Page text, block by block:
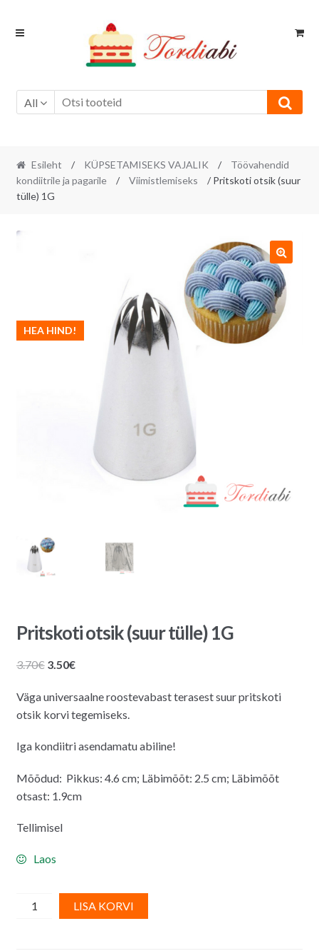
Skip
Skip
All
Esileht / KÜPSETAMISEKS VAJALIK /
Töövahendid
kondiitrile ja pagarile
/ Viimistlemiseks
/ Pritskoti otsik (suur
tülle) 1G
HEA HIND!
Pritskoti otsik (suur tülle) 1G
3.70€ Algne
oli:
3.70€.
3.50€Praegune
on:
3.50€.
Väga universaalne roostevabast terasest suur pritskoti
otsik korvi tegemiseks.
Iga kondiitri asendamatu abiline!
Mõõdud: Pikkus: 4.6 cm; Läbimõõt: 2.5 cm; Läbimõõt
otsast: 1.9cm
Tellimisel
Laos
Pritskoti
LISA KORVI